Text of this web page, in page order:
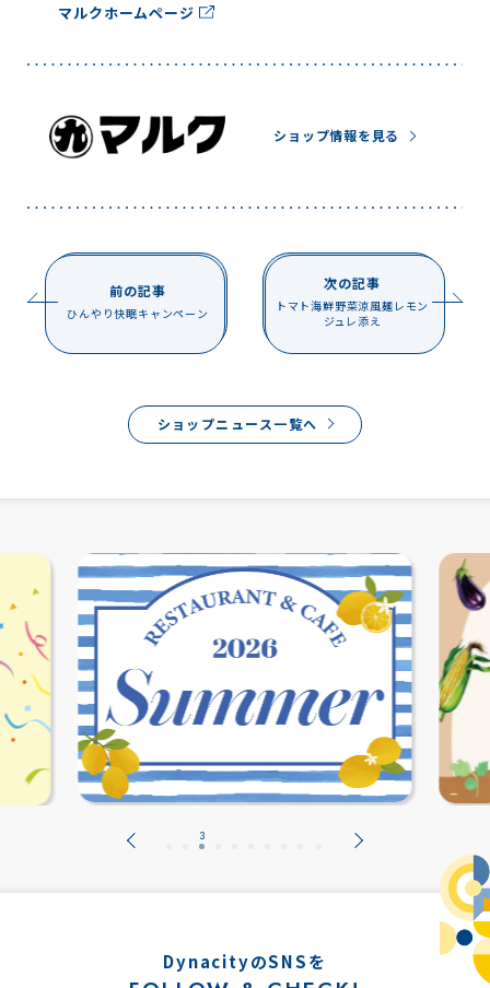
マルクホームページ
ショップ情報を見る
前の記事
ひんやり快眠キャンペーン
次の記事
トマト海鮮野菜涼風麺レモン
ジュレ添え
ショップニュース一覧へ
DynacityのSNSを